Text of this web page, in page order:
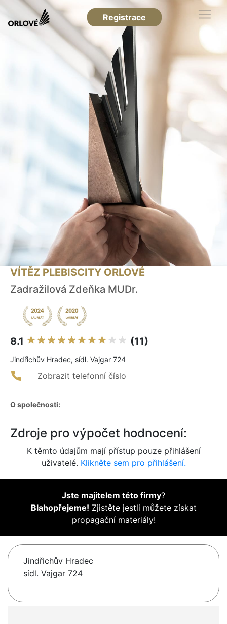
Registrace
VÍTĚZ PLEBISCITY ORLOVÉ
Zadražilová Zdeňka MUDr.
8.1 (11)
Jindřichův Hradec, sídl. Vajgar 724
Zobrazit telefonní číslo
O společnosti:
Zdroje pro výpočet hodnocení:
K těmto údajům mají přístup pouze přihlášení
uživatelé. Klikněte sem pro přihlášení.
Jste majitelem této firmy?
Blahopřejeme! Zjistěte jestli můžete získat
propagační materiály!
Jindřichův Hradec
sídl. Vajgar 724